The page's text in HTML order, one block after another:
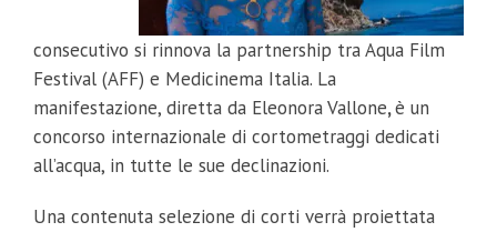
consecutivo si rinnova la partnership tra Aqua Film
Festival (AFF) e Medicinema Italia. La
manifestazione, diretta da Eleonora Vallone,è un
concorso internazionale di cortometraggi dedicati
all’acqua, in tutte le sue declinazioni.
Una contenuta selezione di corti verrà proiettata